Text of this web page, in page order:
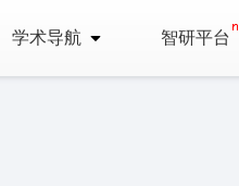
学术导航 智研平台